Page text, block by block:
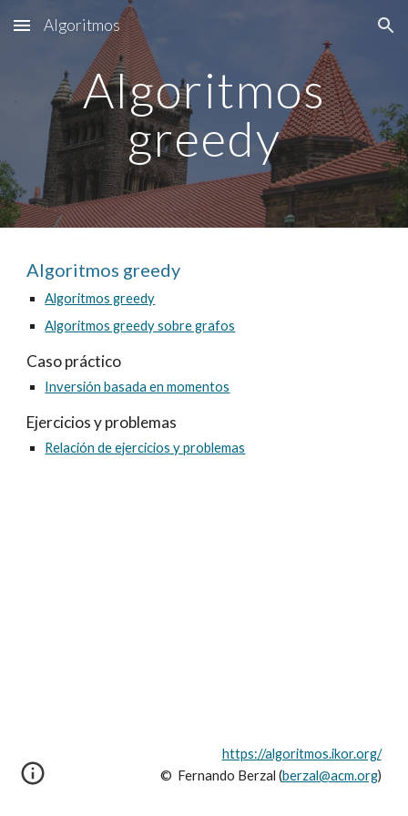
Skip to main content Skip to navigation
Algoritmos
Algoritmos
greedy
Algoritmos greedy
Algoritmos greedy
Algoritmos greedy sobre grafos
Caso práctico
Inversión basada en momentos
Ejercicios y problemas
Relación de ejercicios y problemas
https://algoritmos.ikor.org/
© Fernando Berzal (berzal@acm.org)